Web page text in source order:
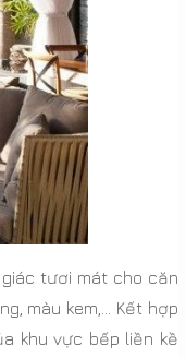
tươi mát cho căn
màu kem,… Kết hợp
khu vực bếp liền kề